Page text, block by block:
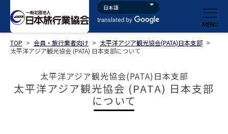
TOP > 会員・旅行業者向け > 太平洋アジア観光協会(PATA)日本支部 >
太平洋アジア観光協会 (PATA) 日本支部について
太平洋アジア観光協会(PATA)日本支部
太平洋アジア観光協会 (PATA) 日本支部
について